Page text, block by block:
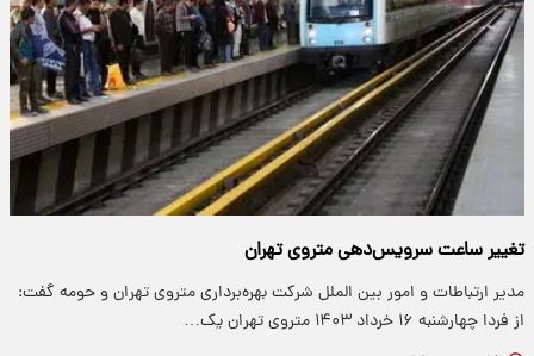
تغییر ساعت سرویس‌دهی متروی تهران
مدیر ارتباطات و امور بین الملل شرکت بهره‌برداری متروی تهران و حومه گفت:
از فردا چهارشنبه ۱۶ خرداد ۱۴۰۳ متروی تهران یک…